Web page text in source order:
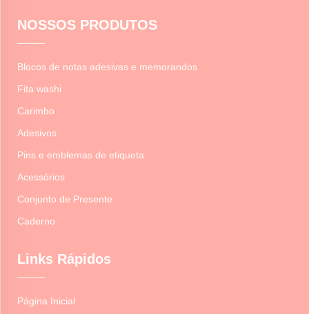
NOSSOS PRODUTOS
Blocos de notas adesivas e memorandos
Fita washi
Carimbo
Adesivos
Pins e emblemas de etiqueta
Acessórios
Conjunto de Presente
Caderno
Links Rápidos
Página Inicial